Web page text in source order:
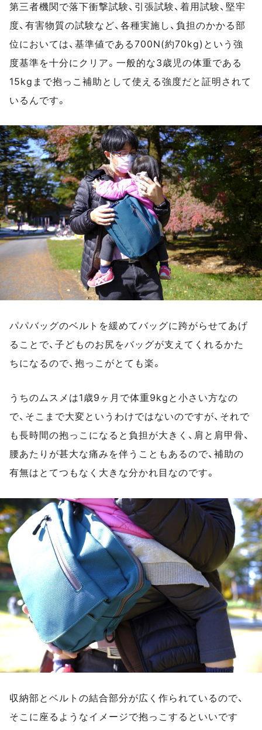
第三者機関で落下衝撃試験、引張試験、着用試験、堅牢
度、有害物質の試験など、各種実施し、負担のかかる部
位においては、基準値である700N(約70kg)という強
度基準を十分にクリア。一般的な3歳児の体重である
15kgまで抱っこ補助として使える強度だと証明されて
いるんです。
パパバッグのベルトを緩めてバッグに跨がらせてあげ
ることで、子どものお尻をバッグが支えてくれるかた
ちになるので、抱っこがとても楽。
うちのムスメは1歳9ヶ月で体重9kgと小さい方なの
で、そこまで大変というわけではないのですが、それで
も長時間の抱っこになると負担が大きく、肩と肩甲骨、
腰あたりが甚大な痛みを伴うこともあるので、補助の
有無はとてつもなく大きな分かれ目なのです。
収納部とベルトの結合部分が広く作られているので、
そこに座るようなイメージで抱っこするといいです